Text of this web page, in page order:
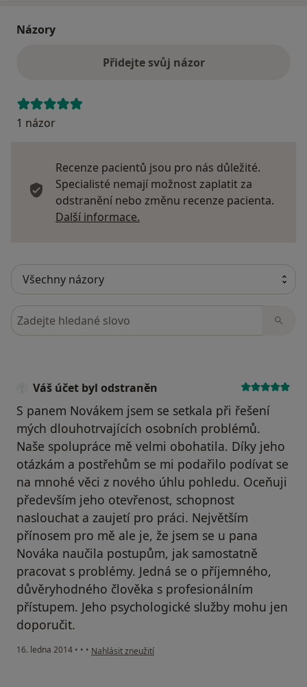
Názory
Přidejte svůj názor
1 názor
Recenze pacientů jsou pro nás důležité.
Specialisté nemají možnost zaplatit za
odstranění nebo změnu recenze pacienta.
Další informace.
Hledejte v názorech
Váš účet byl odstraněn
S panem Novákem jsem se setkala při řešení
mých dlouhotrvajících osobních problémů.
Naše spolupráce mě velmi obohatila. Díky jeho
otázkám a postřehům se mi podařilo podívat se
na mnohé věci z nového úhlu pohledu. Oceňuji
především jeho otevřenost, schopnost
naslouchat a zaujetí pro práci. Největším
přínosem pro mě ale je, že jsem se u pana
Nováka naučila postupům, jak samostatně
pracovat s problémy. Jedná se o příjemného,
důvěryhodného člověka s profesionálním
přístupem. Jeho psychologické služby mohu jen
doporučit.
16. ledna 2014 • • • podle názoru uživatele Váš účet byl odstraněn
Nahlásit zneužití